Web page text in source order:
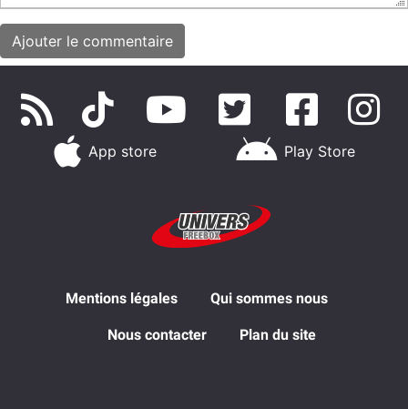
App store Play Store
Mentions légales Qui sommes nous
Nous contacter Plan du site